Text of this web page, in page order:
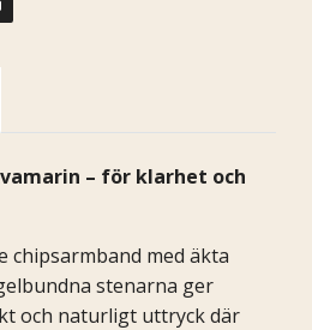
– för klarhet och
chipsarmband med äkta
stenarna ger
och naturligt uttryck där